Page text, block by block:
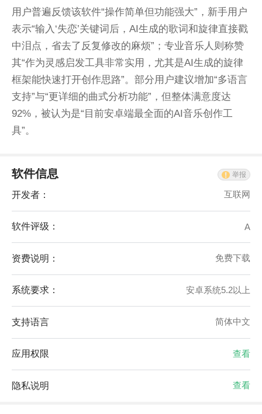
用户普遍反馈该软件“操作简单但功能强大”，新手用户
表示“输入‘失恋’关键词后，AI生成的歌词和旋律直接戳
中泪点，省去了反复修改的麻烦”；专业音乐人则称赞
其“作为灵感启发工具非常实用，尤其是AI生成的旋律
框架能快速打开创作思路”。部分用户建议增加“多语言
支持”与“更详细的曲式分析功能”，但整体满意度达
92%，被认为是“目前安卓端最全面的AI音乐创作工
具”。
软件信息 举报
开发者： 互联网
软件评级： A
资费说明： 免费下载
系统要求： 安卓系统5.2以上
支持语言 简体中文
应用权限 查看
隐私说明 查看